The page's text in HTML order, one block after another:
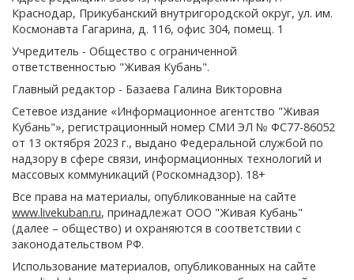
Краснодар, Прикубанский внутригородской округ, ул. им.
Космонавта Гагарина, д. 116, офис 304, помещ. 1
Учредитель - Общество с ограниченной
ответственностью "Живая Кубань".
Главный редактор - Базаева Галина Викторовна
Сетевое издание «Информационное агентство "Живая
Кубань"», регистрационный номер СМИ ЭЛ № ФС77-86052
от 13 октября 2023 г., выдано Федеральной службой по
надзору в сфере связи, информационных технологий и
массовых коммуникаций (Роскомнадзор). 18+
Все права на материалы, опубликованные на сайте
www.livekuban.ru, принадлежат ООО "Живая Кубань"
(далее – общество) и охраняются в соответствии с
законодательством РФ.
Использование материалов, опубликованных на сайте